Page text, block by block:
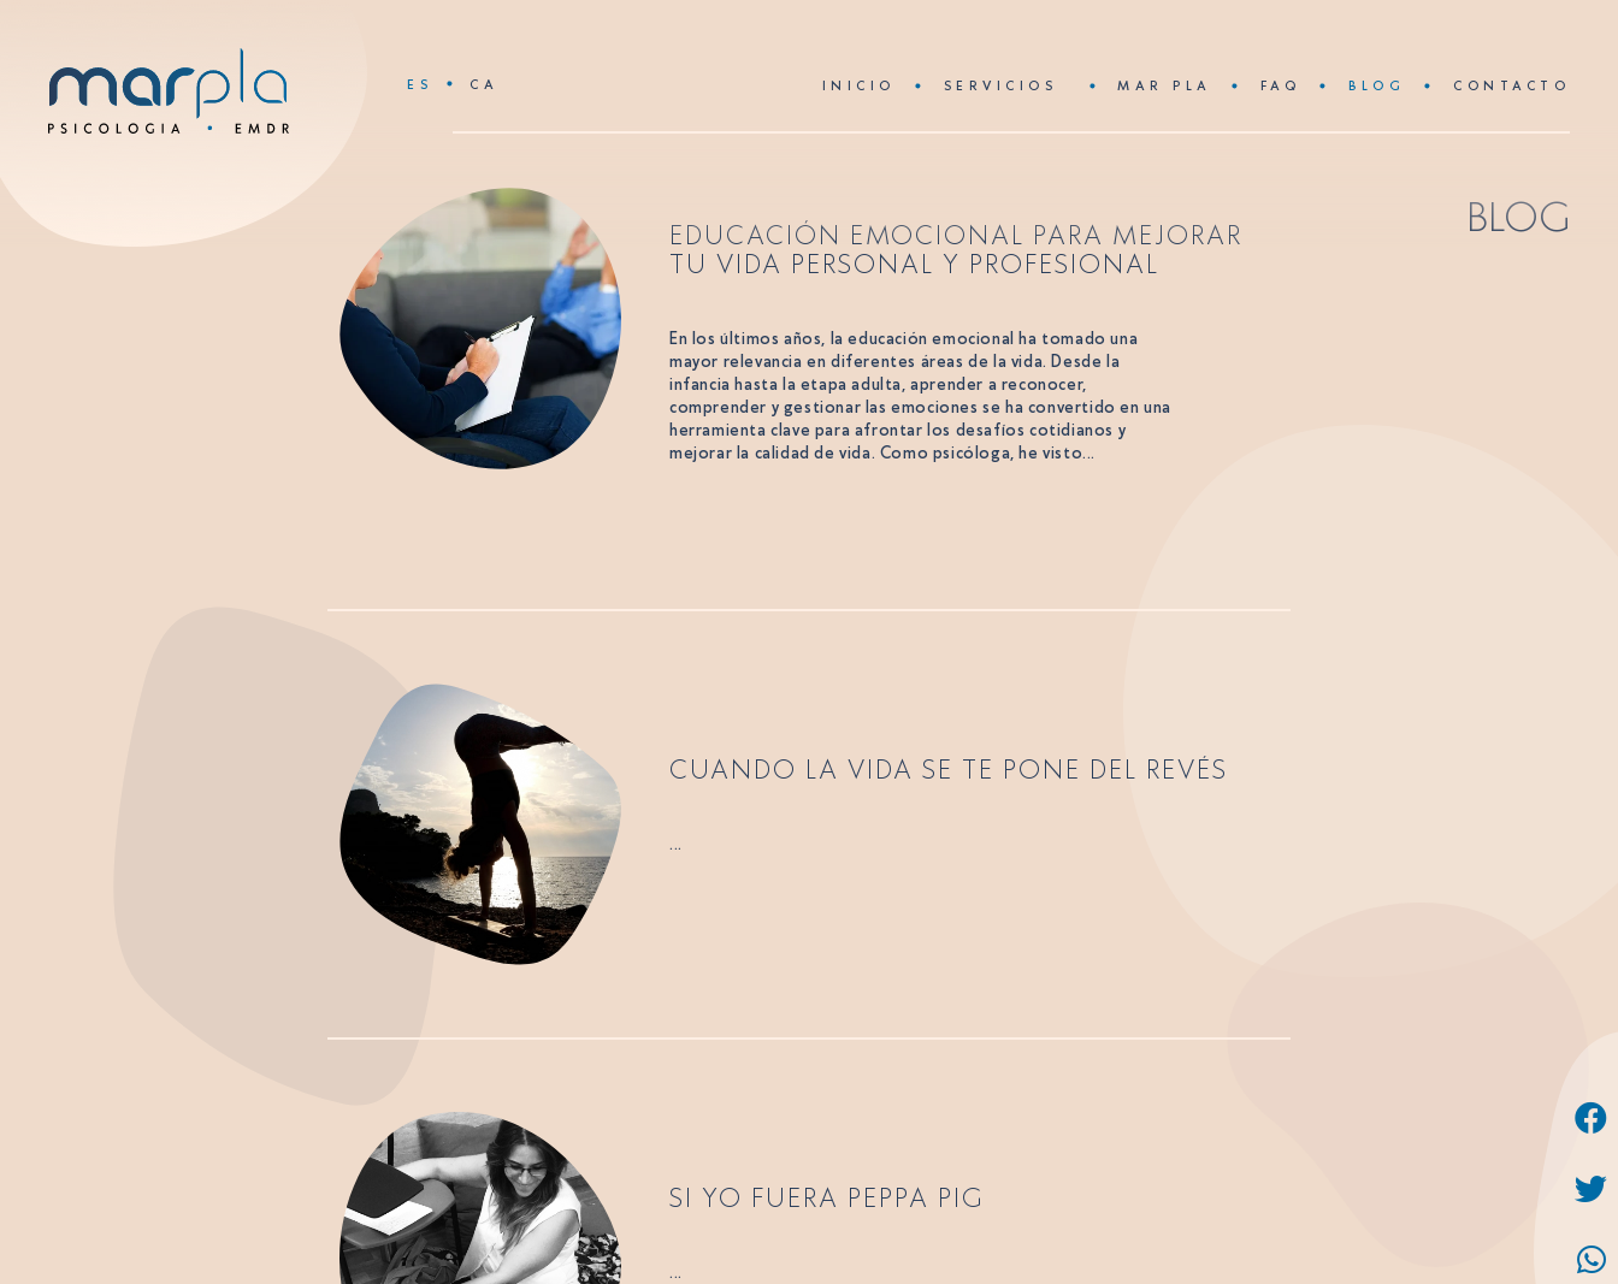
ES CA INICIO SERVICIOS MAR PLA FAQ BLOG CONTACTO
BLOG
EDUCACIÓN EMOCIONAL PARA MEJORAR
TU VIDA PERSONAL Y PROFESIONAL
En los últimos años, la educación emocional ha tomado una
mayor relevancia en diferentes áreas de la vida. Desde la
infancia hasta la etapa adulta, aprender a reconocer,
comprender y gestionar las emociones se ha convertido en una
herramienta clave para afrontar los desafíos cotidianos y
mejorar la calidad de vida. Como psicóloga, he visto...
CUANDO LA VIDA SE TE PONE DEL REVÉS
...
SI YO FUERA PEPPA PIG
...